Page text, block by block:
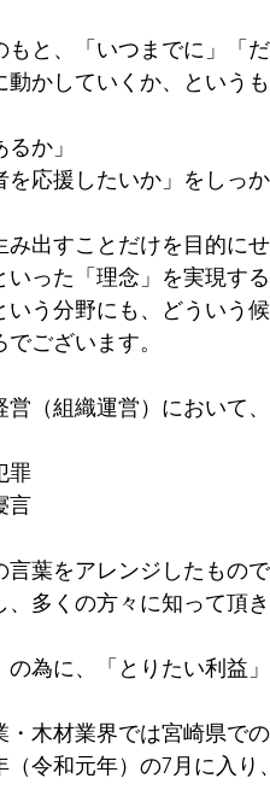
もと、「いつまでに」「
かしていくか、という
か」
を応援したいか」をしっ
み出すことだけを目的に
いった「理念」を実現す
いう分野にも、どういう
ございます。
営（組織運営）において
罪
言
言葉をアレンジしたもの
多くの方々に知って頂
の為に、「とりたい利益
・木材業界では宮崎県で
（令和元年）の7月に入